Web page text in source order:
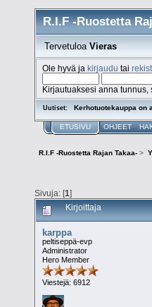
R.I.F -Ruostetta
Tervetuloa Vieras
Ole hyvä jakirjaudu tai
Kirjautuaksesi anna
Uutiset: Kerhotuotekauppa on
ETUSIVU OHJEET
R.I.F -Ruostetta Rajan Takaa- >
Sivuja: [1]
Kirjoittaja
karppa
peltiseppä-evp
Administrator
Hero Member
Viestejä: 6912